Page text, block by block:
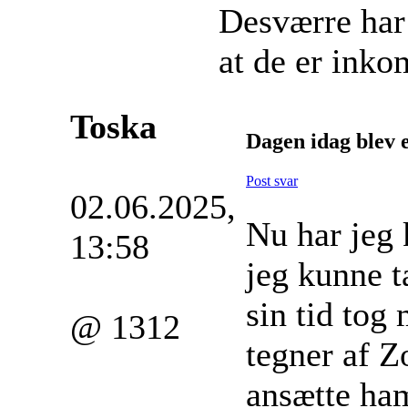
Desværre
at de er
Toska
02.06.2025,
13:58
@ 1312
Dagen idag
Post svar
Nu har jeg
jeg kunne
sin tid tog
tegner af
ansætte